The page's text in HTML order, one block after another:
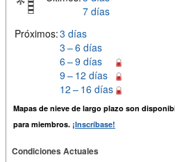
7 días
Próximos:3 días
3 – 6 días
6 – 9 días
9 – 12 días
12 – 16 días
Mapas de nieve de largo plazo son
para miembros. ¡Inscríbase!
Condiciones Actuales